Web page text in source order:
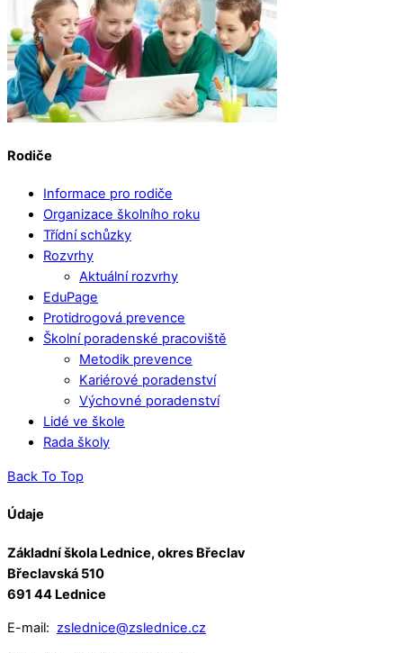
Rodiče
Informace pro rodiče
Organizace školního roku
Třídní schůzky
Rozvrhy
Aktuální rozvrhy
EduPage
Protidrogová prevence
Školní poradenské pracoviště
Metodik prevence
Kariérové poradenství
Výchovné poradenství
Lidé ve škole
Rada školy
Back To Top
Údaje
Základní škola Lednice, okres Břeclav
Břeclavská 510
691 44 Lednice
E-mail: zslednice@zslednice.cz